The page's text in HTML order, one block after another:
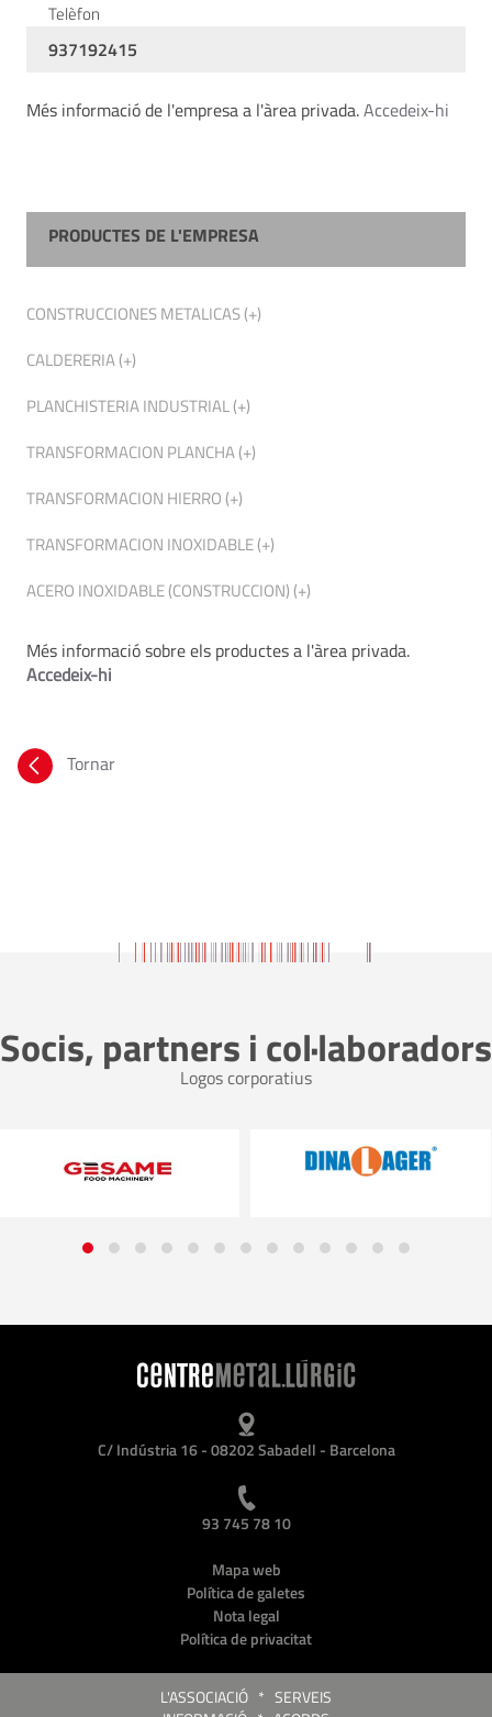
Telèfon
937192415
Més informació de l'empresa a l'àrea privada.Accedeix-hi
PRODUCTES DE L'EMPRESA
CONSTRUCCIONES METALICAS (+)
CALDERERIA (+)
PLANCHISTERIA INDUSTRIAL (+)
TRANSFORMACION PLANCHA (+)
TRANSFORMACION HIERRO (+)
TRANSFORMACION INOXIDABLE (+)
ACERO INOXIDABLE (CONSTRUCCION) (+)
Més informació sobre els productes a l'àrea privada.
Accedeix-hi
Tornar
Socis, partners i col·laboradors
Logos corporatius
C/ Indústria 16 - 08202 Sabadell - Barcelona
93 745 78 10
Mapa web
Política de galetes
Nota legal
Política de privacitat
L'ASSOCIACIÓ * SERVEIS